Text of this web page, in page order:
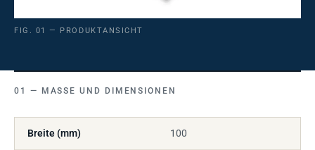
FIG. 01 — PRODUKTANSICHT
MASSE UND DIMENSIONEN
Breite (mm) 100